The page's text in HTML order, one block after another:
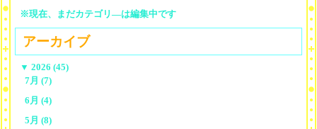
※現在、まだカテゴリ—は編集中です
アーカイブ
▼ 2026 (45)
7月 (7)
6月 (4)
5月 (8)